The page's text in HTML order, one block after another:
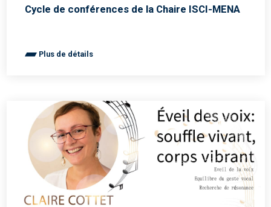
Cycle de conférences de la Chaire ISCI-MENA
Plus de détails